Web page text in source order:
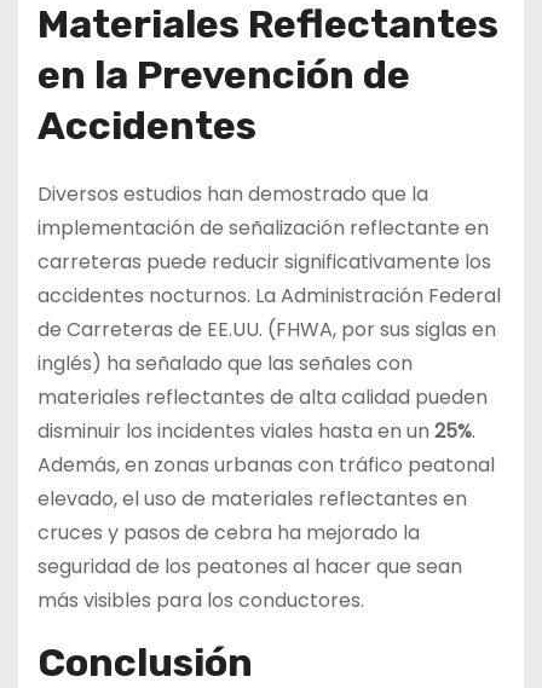
Materiales Reflectantes
en la Prevención de
Accidentes
Diversos estudios han demostrado que la
implementación de señalización reflectante en
carreteras puede reducir significativamente los
accidentes nocturnos. La Administración Federal
de Carreteras de EE.UU. (FHWA, por sus siglas en
inglés) ha señalado que las señales con
materiales reflectantes de alta calidad pueden
disminuir los incidentes viales hasta en un 25%.
Además, en zonas urbanas con tráfico peatonal
elevado, el uso de materiales reflectantes en
cruces y pasos de cebra ha mejorado la
seguridad de los peatones al hacer que sean
más visibles para los conductores.
Conclusión